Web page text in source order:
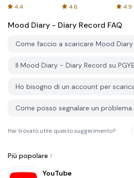
4.4
Spreadsheets
4.6 4.9
Mood Diary - Diary Record FAQ
Hai trovato utile questo suggerimento?
Più popolare
YouTube